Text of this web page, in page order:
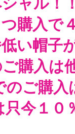
購入で
低い帽子
ご購入は
のご購
只今１